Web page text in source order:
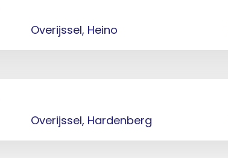
Overijssel, Heino
Overijssel, Hardenberg